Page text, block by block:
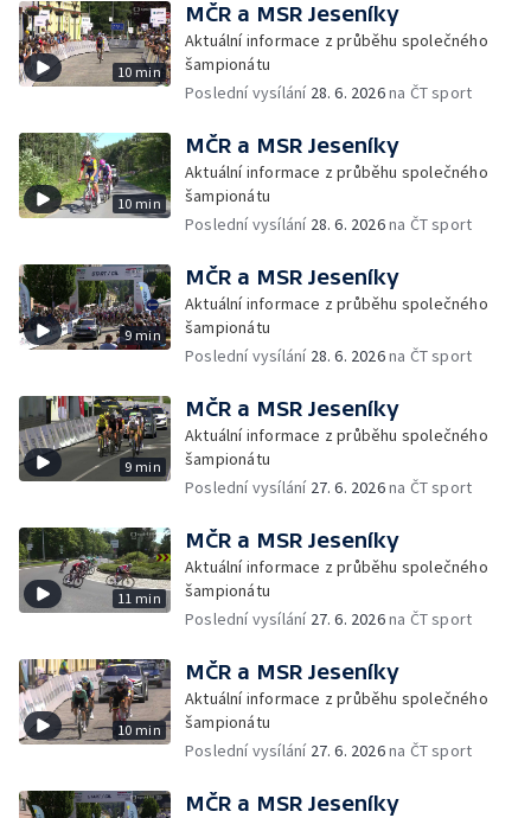
10 min
MČR a MSR Jeseníky
Aktuální informace z průběhu společného
šampionátu
Poslední vysílání 28. 6. 2026na ČT sport
10 min
MČR a MSR Jeseníky
Aktuální informace z průběhu společného
šampionátu
Poslední vysílání 28. 6. 2026na ČT sport
9 min
MČR a MSR Jeseníky
Aktuální informace z průběhu společného
šampionátu
Poslední vysílání 28. 6. 2026na ČT sport
9 min
MČR a MSR Jeseníky
Aktuální informace z průběhu společného
šampionátu
Poslední vysílání 27. 6. 2026na ČT sport
11 min
MČR a MSR Jeseníky
Aktuální informace z průběhu společného
šampionátu
Poslední vysílání 27. 6. 2026na ČT sport
10 min
MČR a MSR Jeseníky
Aktuální informace z průběhu společného
šampionátu
Poslední vysílání 27. 6. 2026na ČT sport
MČR a MSR Jeseníky